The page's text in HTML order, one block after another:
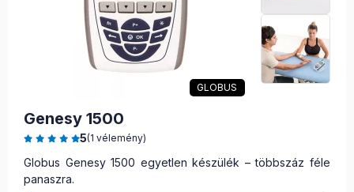
GLOBUS
Genesy 1500
5(1 vélemény)
Globus Genesy 1500 egyetlen készülék – többszáz féle
panaszra.